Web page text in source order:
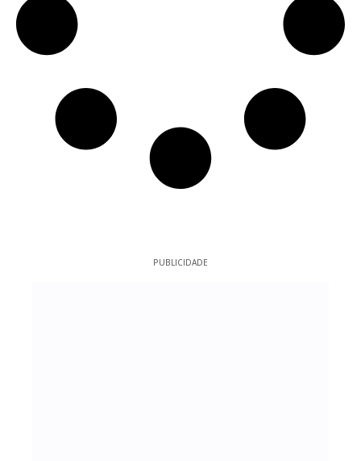
PUBLICIDADE